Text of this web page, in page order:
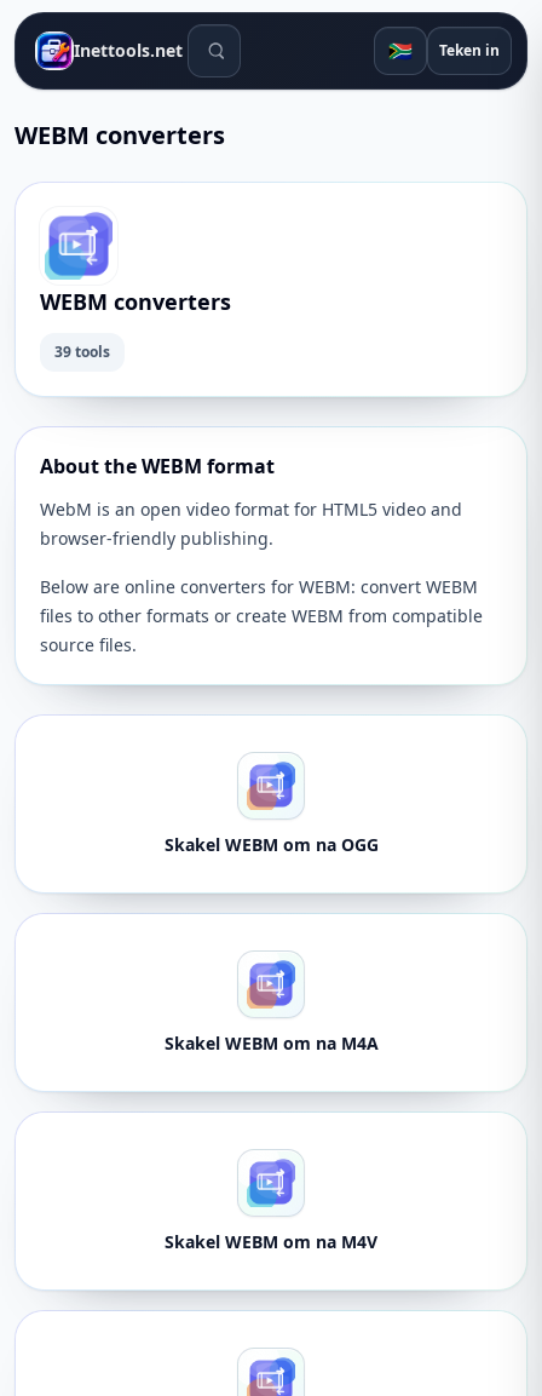
Inettools.net Soek gereedskap 🇿🇦 Teken in
WEBM converters
WEBM converters
39 tools
About the WEBM format
WebM is an open video format for HTML5 video and
browser-friendly publishing.
Below are online converters for WEBM: convert WEBM
files to other formats or create WEBM from compatible
source files.
Skakel WEBM om na OGG
Skakel WEBM om na M4A
Skakel WEBM om na M4V